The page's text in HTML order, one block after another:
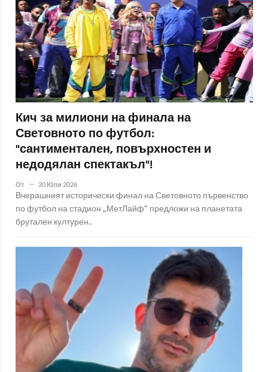
Кич за милиони на финала на
Световното по футбол:
"сантиментален, повърхностен и
недодялан спектакъл"!
От 20 Юли 2026
Вчерашният исторически финал на Световното първенство
по футбол на стадион „МетЛайф“ предложи на планетата
брутален културен..